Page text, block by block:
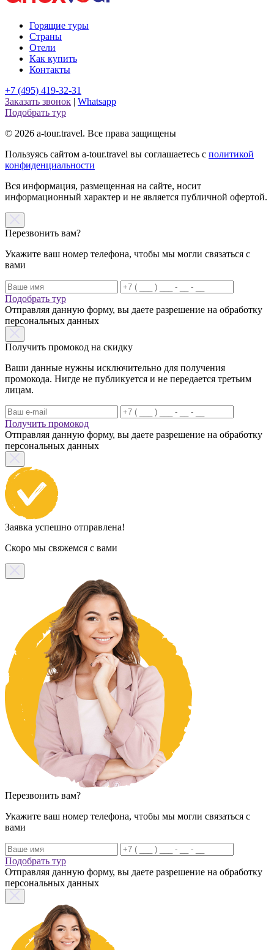
Горящие туры
Страны
Отели
Как купить
Контакты
+7 (495) 419-32-31
Заказать звонок | Whatsapp
Подобрать тур
© 2026 a-tour.travel. Все права защищены
Пользуясь сайтом a-tour.travel вы соглашаетесь с политикой
конфиденциальности
Вся информация, размещенная на сайте, носит
информационный характер и не является публичной офертой.
Перезвонить вам?
Укажите ваш номер телефона, чтобы мы могли связаться с
вами
Подобрать тур
Отправляя данную форму, вы даете разрешение на обработку
персональных данных
Получить промокод на скидку
Ваши данные нужны исключительно для получения
промокода. Нигде не публикуется и не передается третьим
лицам.
Получить промокод
Отправляя данную форму, вы даете разрешение на обработку
персональных данных
Заявка успешно отправлена!
Скоро мы свяжемся с вами
Перезвонить вам?
Укажите ваш номер телефона, чтобы мы могли связаться с
вами
Подобрать тур
Отправляя данную форму, вы даете разрешение на обработку
персональных данных